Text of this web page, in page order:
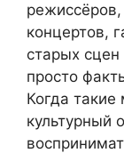
концертов,
старых сцен
просто
Когда
культурный